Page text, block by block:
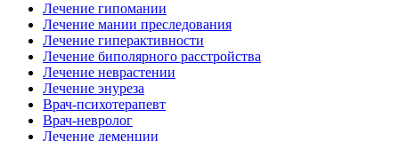
Лечение гипомании
Лечение мании преследования
Лечение гиперактивности
Лечение биполярного расстройства
Лечение неврастении
Лечение энуреза
Врач-психотерапевт
Врач-невролог
Лечение деменции